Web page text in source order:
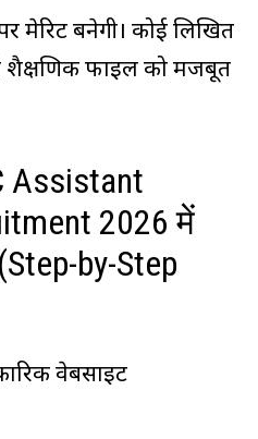
बनेगी। कोई लिखित
शैक्षणिक फाइल को मजबूत
Assistant
2026 में
by-Step
वेबसाइट